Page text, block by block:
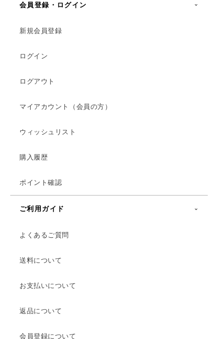
会員登録・ログイン
新規会員登録
ログイン
ログアウト
マイアカウント（会員の方）
ウィッシュリスト
購入履歴
ポイント確認
ご利用ガイド
よくあるご質問
送料について
お支払いについて
返品について
会員登録について